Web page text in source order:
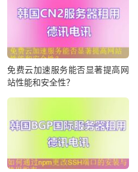
免费云加速服务能否显著提高网
站性能和安全性？